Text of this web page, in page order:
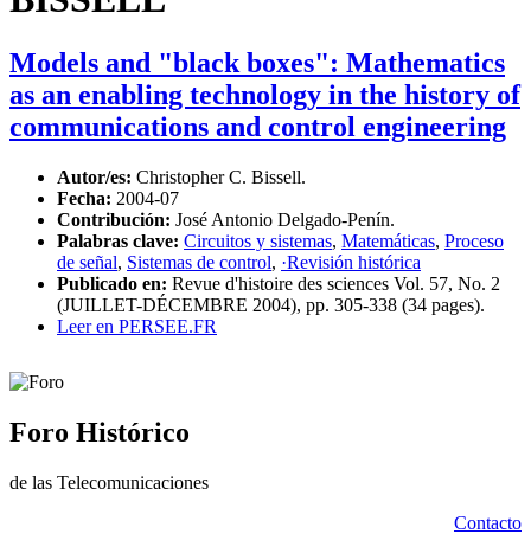
Models and "black boxes": Mathematics
as an enabling technology in the history of
communications and control engineering
Autor/es: Christopher C. Bissell.
Fecha: 2004-07
Contribución: José Antonio Delgado-Penín.
Palabras clave: Circuitos y sistemas, Matemáticas, Proceso
de señal, Sistemas de control, ·Revisión histórica
Publicado en: Revue d'histoire des sciences Vol. 57, No. 2
(JUILLET-DÉCEMBRE 2004), pp. 305-338 (34 pages).
Leer en PERSEE.FR
Foro Histórico
de las Telecomunicaciones
Contacto